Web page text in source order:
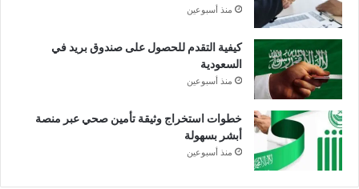
منذ أسبوعين
كيفية التقدم للحصول على صندوق بريد في
السعودية
منذ أسبوعين
خطوات استخراج وثيقة تأمين صحي عبر منصة
أبشر بسهولة
منذ أسبوعين